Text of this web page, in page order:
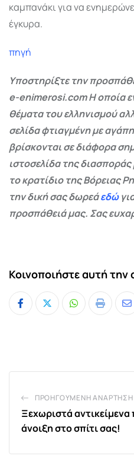
καμπανάκι για να
έγκυρα.
πηγή
Υποστηρίξτε την
e-enimerosi.com Η οποία
θέματα του ελληνισμού
σελίδα φτιαγμένη με
βρίσκονται σε διάφορα
ιστοσελίδα της
το κρατίδιο της Βόρειας
την δική σας δωρεάεδώ
προσπάθειά μας. Σας
Κοινοποιήστε αυτή την
Whatsapp
Print
ΠΡΟΗΓΟΎΜΕΝΗ ΑΝΆΡΤΗΣΗ
Ξεχωριστά
άνοιξη στο σπίτι σας!